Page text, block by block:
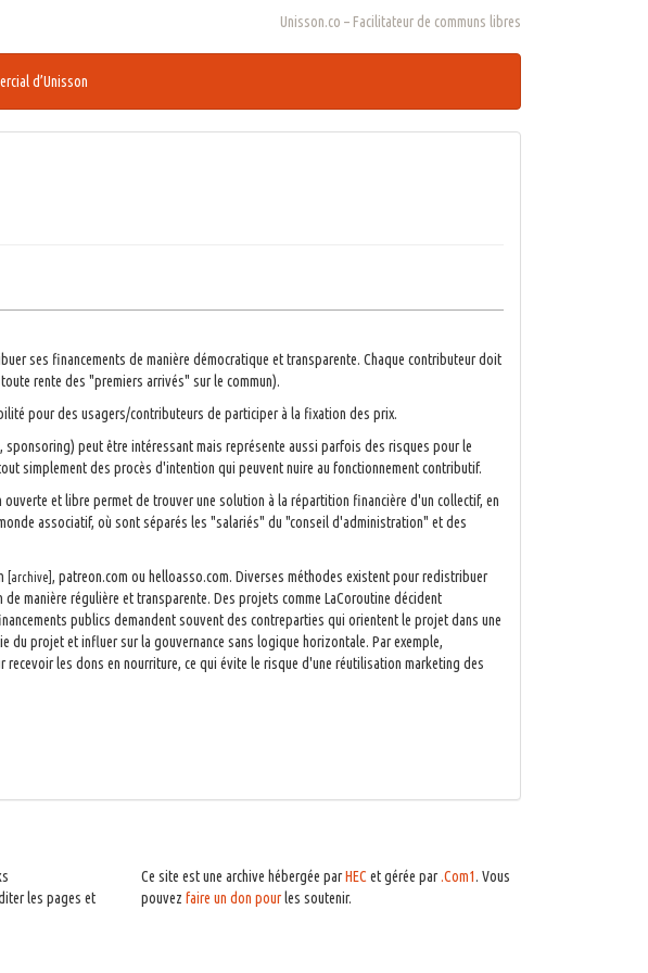
Unisson.co – Facilitateur de communs libres
d’Unisson
ses financements de manière démocratique et transparente. Chaque contributeur doit
rente des "premiers arrivés" sur le commun).
pour des usagers/contributeurs de participer à la fixation des prix.
peut être intéressant mais représente aussi parfois des risques pour le
simplement des procès d'intention qui peuvent nuire au fonctionnement contributif.
et libre permet de trouver une solution à la répartition financière d'un collectif, en
associatif, où sont séparés les "salariés" du "conseil d'administration" et des
[archive] , patreon.com ou helloasso.com. Diverses méthodes existent pour redistribuer
manière régulière et transparente. Des projets comme LaCoroutine décident
publics demandent souvent des contreparties qui orientent le projet dans une
projet et influer sur la gouvernance sans logique horizontale. Par exemple,
les dons en nourriture, ce qui évite le risque d'une réutilisation marketing des
les pages et
Ce site est une archive hébergée parHEC et gérée par.Com1. Vous
pouvez faire un don pourles soutenir.